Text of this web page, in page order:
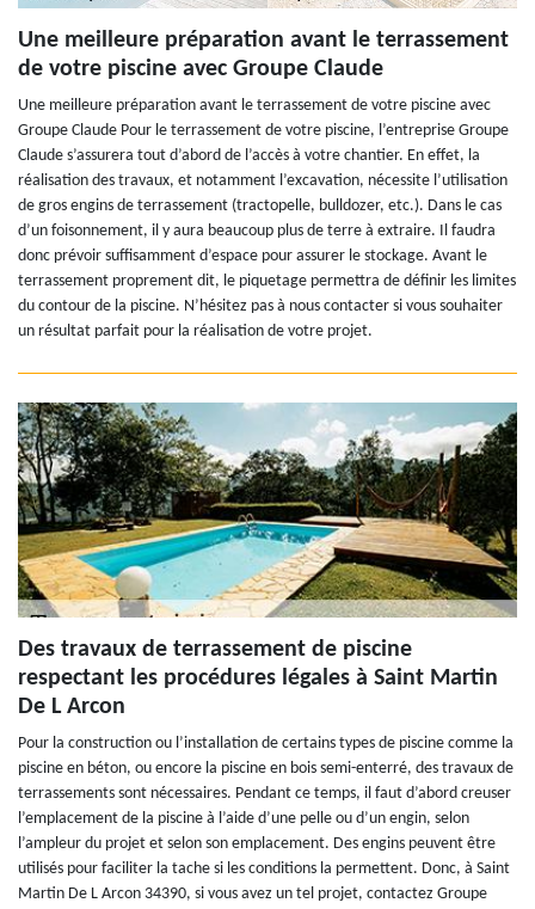
Une meilleure préparation avant le terrassement
de votre piscine avec Groupe Claude
Une meilleure préparation avant le terrassement de votre piscine avec
Groupe Claude Pour le terrassement de votre piscine, l’entreprise Groupe
Claude s’assurera tout d’abord de l’accès à votre chantier. En effet, la
réalisation des travaux, et notamment l’excavation, nécessite l’utilisation
de gros engins de terrassement (tractopelle, bulldozer, etc.). Dans le cas
d’un foisonnement, il y aura beaucoup plus de terre à extraire. Il faudra
donc prévoir suffisamment d’espace pour assurer le stockage. Avant le
terrassement proprement dit, le piquetage permettra de définir les limites
du contour de la piscine. N’hésitez pas à nous contacter si vous souhaiter
un résultat parfait pour la réalisation de votre projet.
Des travaux de terrassement de piscine
respectant les procédures légales à Saint Martin
De L Arcon
Pour la construction ou l’installation de certains types de piscine comme la
piscine en béton, ou encore la piscine en bois semi-enterré, des travaux de
terrassements sont nécessaires. Pendant ce temps, il faut d’abord creuser
l’emplacement de la piscine à l’aide d’une pelle ou d’un engin, selon
l’ampleur du projet et selon son emplacement. Des engins peuvent être
utilisés pour faciliter la tache si les conditions la permettent. Donc, à Saint
Martin De L Arcon 34390, si vous avez un tel projet, contactez Groupe